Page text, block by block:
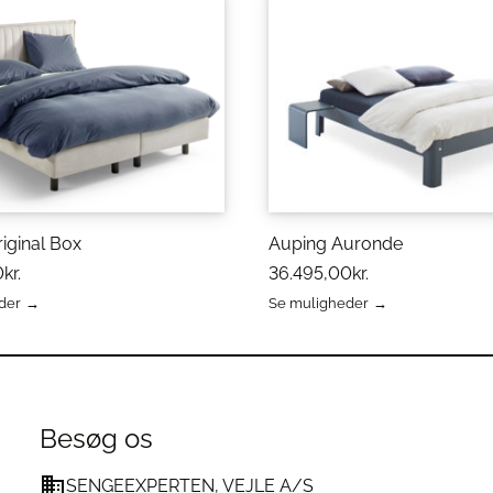
trykfordeling og
og
i fokus
Box
kr.
Auping Auronde
36.495,00kr.
Se muligheder
har
på
Besøg os
SENGEEXPERTEN, VEJLE A/S